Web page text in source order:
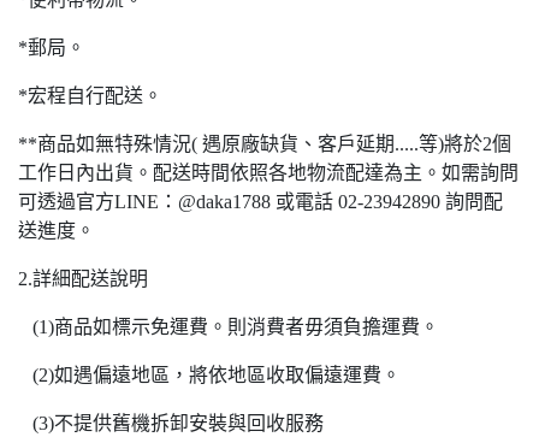
*郵局。
*宏程自行配送。
**商品如無特殊情況( 遇原廠缺貨、客戶延期.....等)將於2個
工作日內出貨。配送時間依照各地物流配達為主。如需詢問
可透過官方LINE：@daka1788 或電話 02-23942890 詢問配
送進度。
2.詳細配送說明
(1)商品如標示免運費。則消費者毋須負擔運費。
(2)如遇偏遠地區，將依地區收取偏遠運費。
(3)不提供舊機拆卸安裝與回收服務